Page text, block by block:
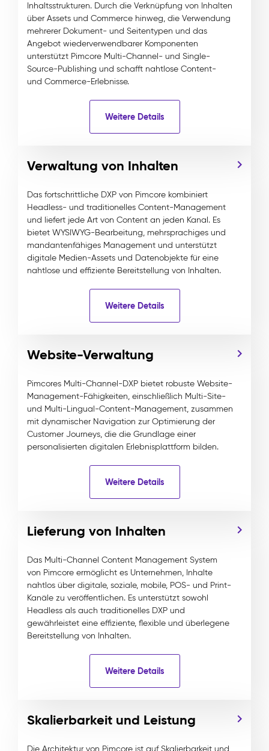
Inhaltsstrukturen. Durch die Verknüpfung von Inhalten
über Assets und Commerce hinweg, die Verwendung
mehrerer Dokument- und Seitentypen und das
Angebot wiederverwendbarer Komponenten
unterstützt Pimcore Multi-Channel- und Single-
Source-Publishing und schafft nahtlose Content-
und Commerce-Erlebnisse.
Weitere Details
Verwaltung von Inhalten
Das fortschrittliche DXP von Pimcore kombiniert
Headless- und traditionelles Content-Management
und liefert jede Art von Content an jeden Kanal. Es
bietet WYSIWYG-Bearbeitung, mehrsprachiges und
mandantenfähiges Management und unterstützt
digitale Medien-Assets und Datenobjekte für eine
nahtlose und effiziente Bereitstellung von Inhalten.
Weitere Details
Website-Verwaltung
Pimcores Multi-Channel-DXP bietet robuste Website-
Management-Fähigkeiten, einschließlich Multi-Site-
und Multi-Lingual-Content-Management, zusammen
mit dynamischer Navigation zur Optimierung der
Customer Journeys, die die Grundlage einer
personalisierten digitalen Erlebnisplattform bilden.
Weitere Details
Lieferung von Inhalten
Das Multi-Channel Content Management System
von Pimcore ermöglicht es Unternehmen, Inhalte
nahtlos über digitale, soziale, mobile, POS- und Print-
Kanäle zu veröffentlichen. Es unterstützt sowohl
Headless als auch traditionelles DXP und
gewährleistet eine effiziente, flexible und überlegene
Bereitstellung von Inhalten.
Weitere Details
Skalierbarkeit und Leistung
Die Architektur von Pimcore ist auf Skalierbarkeit und